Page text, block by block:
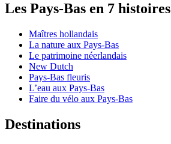
Les Pays-Bas en 7 histoires
Maîtres hollandais
La nature aux Pays-Bas
Le patrimoine néerlandais
New Dutch
Pays-Bas fleuris
L’eau aux Pays-Bas
Faire du vélo aux Pays-Bas
Destinations